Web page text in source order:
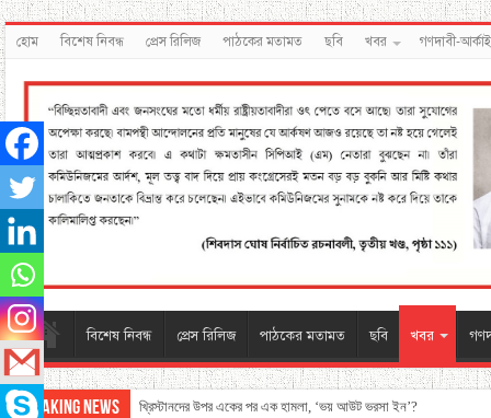
হোম বিশেষ নিবন্ধ প্রেস রিলিজ পাঠকের মতামত ছবি খবর গণদাবী-
বিশেষ নিবন্ধ প্রেস রিলিজ পাঠকের মতামত ছবি খবর
Breaking News খ্রিস্টানদের উপর একের পর এক হামলা, ‘ভয় আউট ভরসা ইন’?